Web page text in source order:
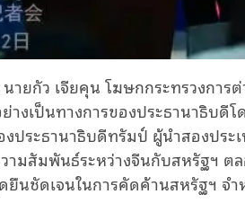
ายกัว เจียคุน โฆษกกระทรวงการ
างเป็นทางการของประธานาธิบดีโ
งประธานาธิบดีทรัมป์ ผู้นำสองปร
ามสัมพันธ์ระหว่างจีนกับสหรัฐฯ
ยืนชัดเจนในการคัดค้านสหรัฐฯ จำ